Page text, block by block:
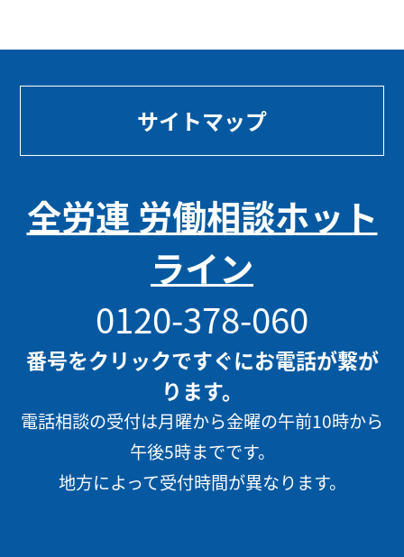
サイトマップ
全労連 労働相談ホット
ライン
0120-378-060
番号をクリックですぐにお電話が繋が
ります。
電話相談の受付は月曜から金曜の午前10時から
午後5時までです。
地方によって受付時間が異なります。